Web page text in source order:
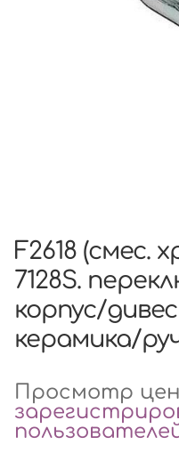
F2618 (смес.
7128S.
корпус/
керамика/
Просмотр